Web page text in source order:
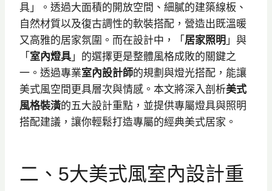
具」。透過大面積的開放空間、細膩的建築線板、
自然材質以及復古調性的軟裝搭配，營造出既溫暖
又高雅的居家氛圍。而在設計中，「居家照明 」與
「室內燈具 」的選擇更是整體風格成敗的關鍵之
一。透過專業室內設計師的規劃與燈光搭配，能讓
美式風空間更具層次與情感。本文將深入剖析美式
風格裝潢的五大設計重點，並提供專屬燈具與照明
搭配建議，讓你輕鬆打造專屬的經典美式居家。
二、5大美式風室內設計重